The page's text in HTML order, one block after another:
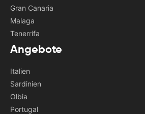
Gran Canaria
Malaga
Tenerrifa
Angebote
Italien
Sardinien
Olbia
Portugal